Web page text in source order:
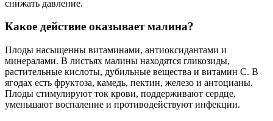
снижать давление.
Какое действие оказывает малина?
Плоды насыщенны витаминами, антиоксидантами и
минералами. В листьях малины находятся гликозиды,
растительные кислоты, дубильные вещества и витамин С. В
ягодах есть фруктоза, камедь, пектин, железо и антоцианы.
Плоды стимулируют ток крови, поддерживают сердце,
уменьшают воспаление и противодействуют инфекции.